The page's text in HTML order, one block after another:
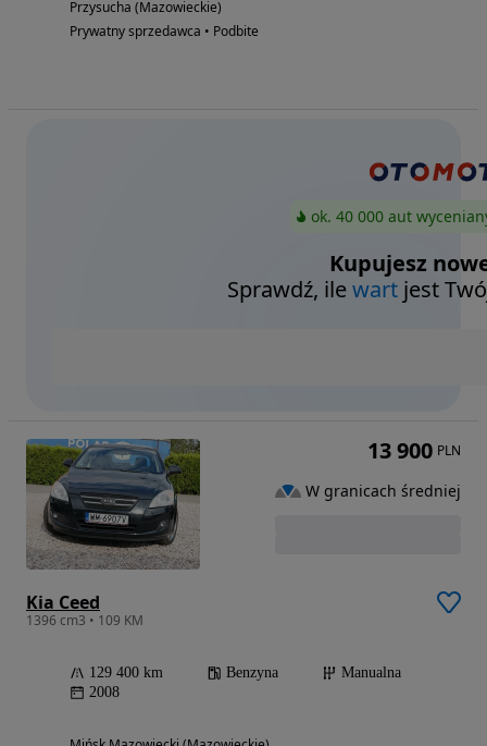
Przysucha (Mazowieckie)
Prywatny sprzedawca • Podbite
ok. 40 000 aut
Kupujesz
Sprawdź, ilewart jest
Kia Ceed
1396 cm3 • 109 KM
129 400 km Benzyna
Manualna
2008
13 900 PLN
W granicach średniej